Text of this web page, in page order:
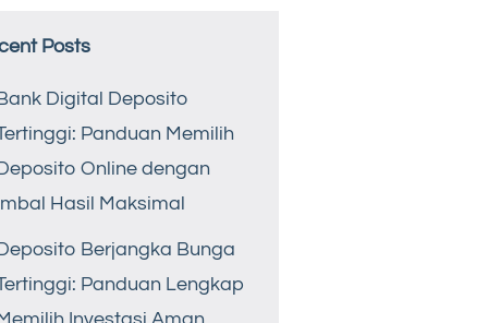
Posts
Digital Deposito
Panduan Memilih
Online dengan
Hasil Maksimal
Berjangka Bunga
Panduan Lengkap